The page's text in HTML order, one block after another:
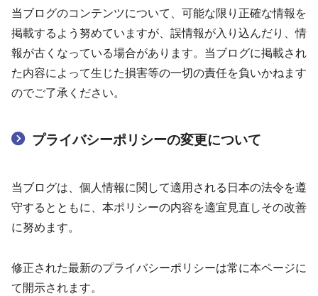
当ブログのコンテンツについて、可能な限り正確な情報を
掲載するよう努めていますが、誤情報が入り込んだり、情
報が古くなっている場合があります。当ブログに掲載され
た内容によって生じた損害等の一切の責任を負いかねます
のでご了承ください。
プライバシーポリシーの変更について
当ブログは、個人情報に関して適用される日本の法令を遵
守するとともに、本ポリシーの内容を適宜見直しその改善
に努めます。
修正された最新のプライバシーポリシーは常に本ページに
て開示されます。